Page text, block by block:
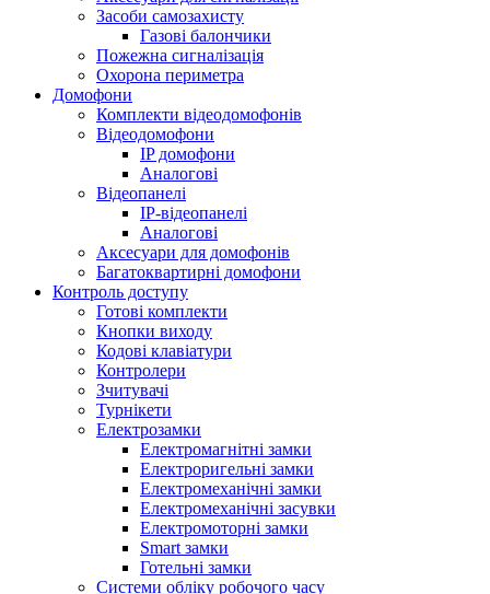
Засоби самозахисту
Газові балончики
Пожежна сигналізація
Охорона периметра
Домофони
Комплекти відеодомофонів
Відеодомофони
IP домофони
Аналогові
Відеопанелі
IP-відеопанелі
Аналогові
Аксесуари для домофонів
Багатоквартирні домофони
Контроль доступу
Готові комплекти
Кнопки виходу
Кодові клавіатури
Контролери
Зчитувачі
Турнікети
Електрозамки
Електромагнітні замки
Електроригельні замки
Електромеханічні замки
Електромеханічні засувки
Електромоторні замки
Smart замки
Готельні замки
Системи обліку робочого часу